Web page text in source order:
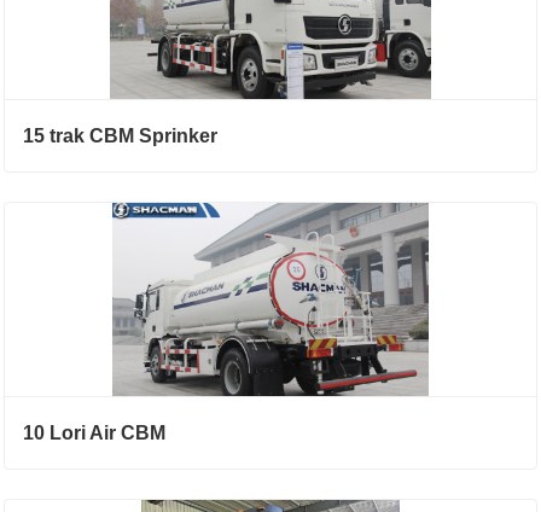
15 trak CBM Sprinker
10 Lori Air CBM